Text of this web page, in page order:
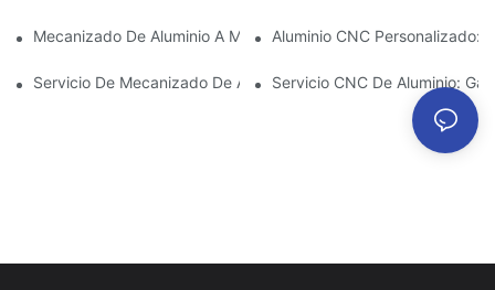
Mecanizado De Aluminio A Medida: Explorando Las Últimas
Aluminio CNC Personalizado:
Servicio De Mecanizado De Aluminio: Gestión Integral De
Servicio CNC De Aluminio: